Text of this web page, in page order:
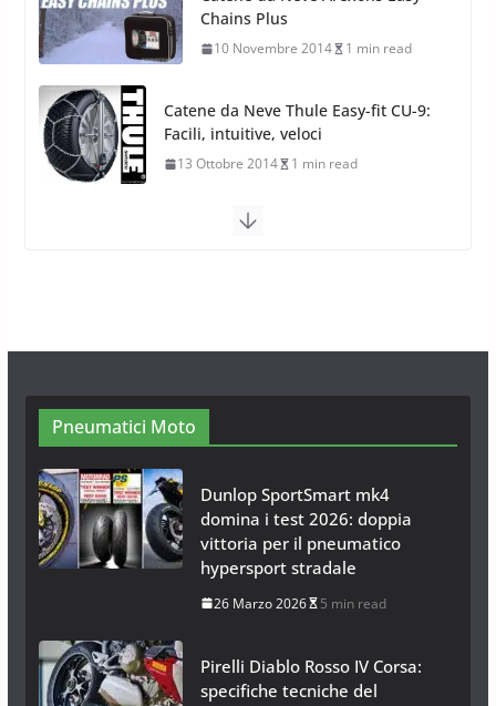
Facili, intuitive, veloci
13 Ottobre 2014 1 min read
Calze da Neve Arexocks by
Arexons
26 Ottobre 2013 1 min read
Calze da Neve per Auto 2025:
26 Gennaio 2017
Pneumatici Moto
Dunlop SportSmart mk4
domina i test 2026: doppia
vittoria per il pneumatico
hypersport stradale
26 Marzo 2026 5 min read
Pirelli Diablo Rosso IV Corsa:
specifiche tecniche del